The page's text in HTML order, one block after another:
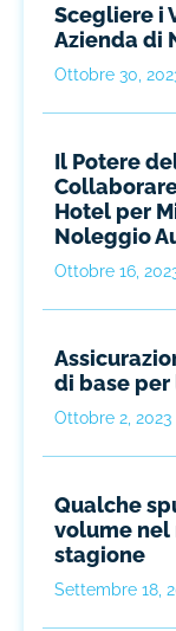
Scegliere i
Azienda di
Ottobre 30,
Il Potere
Hotel per
Noleggio
Ottobre 16,
di base
Ottobre 2, 2023
Qualche
volume nel
stagione
Settembre 18,